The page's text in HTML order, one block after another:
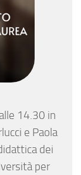
14.30 in
e Paola
dei
per